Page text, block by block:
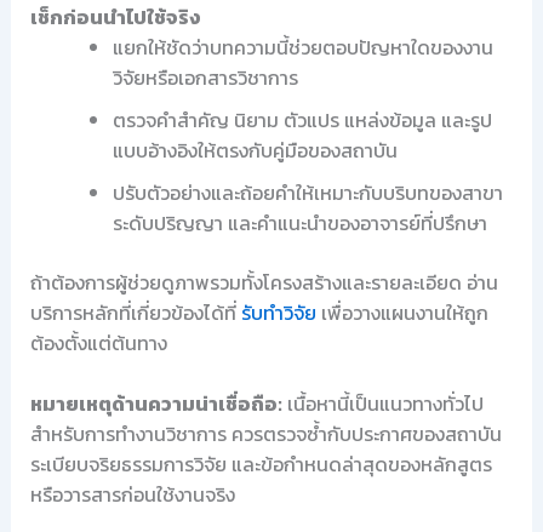
เช็กก่อนนำไปใช้จริง
แยกให้ชัดว่าบทความนี้ช่วยตอบปัญหาใดของงาน
วิจัยหรือเอกสารวิชาการ
ตรวจคำสำคัญ นิยาม ตัวแปร แหล่งข้อมูล และรูป
แบบอ้างอิงให้ตรงกับคู่มือของสถาบัน
ปรับตัวอย่างและถ้อยคำให้เหมาะกับบริบทของสาขา
ระดับปริญญา และคำแนะนำของอาจารย์ที่ปรึกษา
ถ้าต้องการผู้ช่วยดูภาพรวมทั้งโครงสร้างและรายละเอียด อ่าน
บริการหลักที่เกี่ยวข้องได้ที่ รับทำวิจัย เพื่อวางแผนงานให้ถูก
ต้องตั้งแต่ต้นทาง
หมายเหตุด้านความน่าเชื่อถือ: เนื้อหานี้เป็นแนวทางทั่วไป
สำหรับการทำงานวิชาการ ควรตรวจซ้ำกับประกาศของสถาบัน
ระเบียบจริยธรรมการวิจัย และข้อกำหนดล่าสุดของหลักสูตร
หรือวารสารก่อนใช้งานจริง